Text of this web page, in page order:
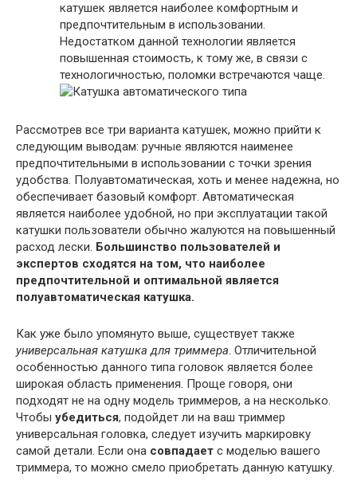
катушек является наиболее комфортным и
предпочтительным в использовании.
Недостатком данной технологии является
повышенная стоимость, к тому же, в связи с
технологичностью, поломки встречаются чаще.
Рассмотрев все три варианта катушек, можно прийти к
следующим выводам: ручные являются наименее
предпочтительными в использовании с точки зрения
удобства. Полуавтоматическая, хоть и менее надежна, но
обеспечивает базовый комфорт. Автоматическая
является наиболее удобной, но при эксплуатации такой
катушки пользователи обычно жалуются на повышенный
расход лески. Большинство пользователей и
экспертов сходятся на том, что наиболее
предпочтительной и оптимальной является
полуавтоматическая катушка.
Как уже было упомянуто выше, существует также
универсальная катушка для триммера. Отличительной
особенностью данного типа головок является более
широкая область применения. Проще говоря, они
подходят не на одну модель триммеров, а на несколько.
Чтобы убедиться, подойдет ли на ваш триммер
универсальная головка, следует изучить маркировку
самой детали. Если она совпадает с моделью вашего
триммера, то можно смело приобретать данную катушку.